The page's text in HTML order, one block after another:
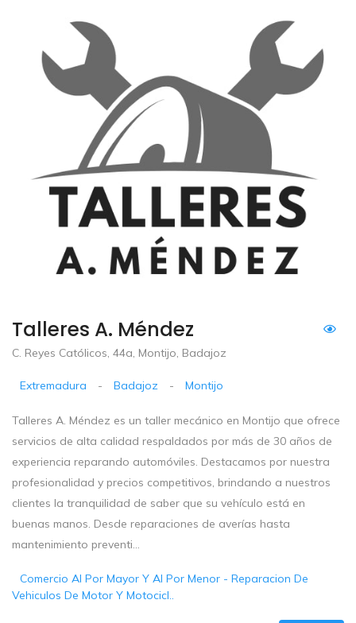
Talleres A. Méndez
C. Reyes Católicos, 44a, Montijo, Badajoz
Extremadura - Badajoz - Montijo
Talleres A. Méndez es un taller mecánico en Montijo que ofrece
servicios de alta calidad respaldados por más de 30 años de
experiencia reparando automóviles. Destacamos por nuestra
profesionalidad y precios competitivos, brindando a nuestros
clientes la tranquilidad de saber que su vehículo está en
buenas manos. Desde reparaciones de averías hasta
mantenimiento preventi...
Comercio Al Por Mayor Y Al Por Menor - Reparacion De
Vehiculos De Motor Y Motocicl..